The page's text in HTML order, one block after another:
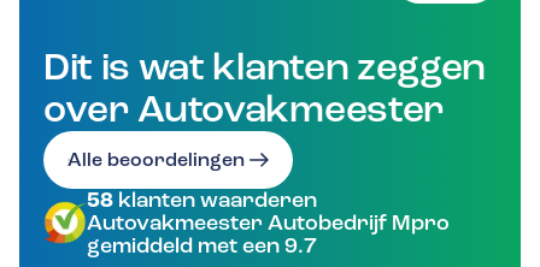
Dit is wat klanten zeggen
over Autovakmeester
Alle beoordelingen
58 klanten waarderen
Autovakmeester Autobedrijf Mpro
gemiddeld met een 9.7